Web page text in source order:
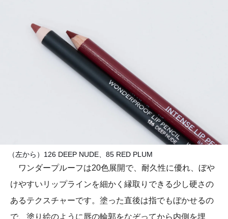
（左から）126 DEEP NUDE、85 RED PLUM
ワンダープルーフは20色展開で、耐久性に優れ、ぼや
けやすいリップラインを細かく縁取りできる少し硬さの
あるテクスチャーです。塗った直後は指でもぼかせるの
で、塗り絵のように唇の輪郭をなぞってから内側を埋